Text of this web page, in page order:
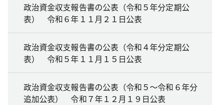
政治資金収支報告書の公表（令和５年分定期公
表） 令和６年１１月２１日公表
政治資金収支報告書の公表（令和４年分定期公
表） 令和５年１１月１５日公表
政治資金収支報告書の公表（令和５～令和６年分
追加公表） 令和７年１２月１９日公表